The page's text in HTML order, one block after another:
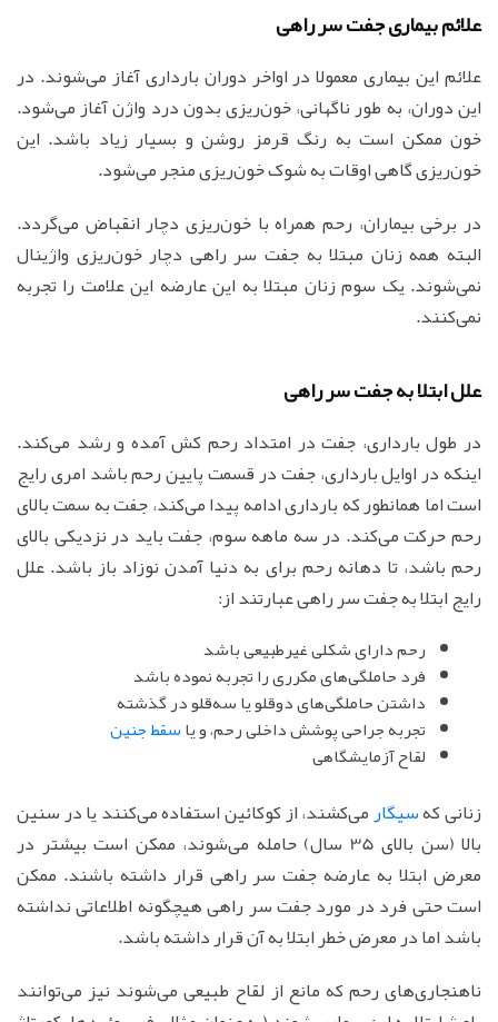
علائم بیماری جفت سر راهی
علائم این بیماری معمولا در اواخر دوران بارداری آغاز می‌شوند. در
این دوران، به طور ناگهانی، خون‌ریزی بدون درد واژن آغاز می‌شود.
خون ممکن است به رنگ قرمز روشن و بسیار زیاد باشد. این
خون‌ریزی گاهی اوقات به شوک خون‌ریزی منجر می‌شود.
در برخی بیماران، رحم همراه با خون‌ریزی دچار انقباض می‌گردد.
البته همه زنان مبتلا به جفت سر راهی دچار خون‌ریزی واژینال
نمی‌شوند. یک سوم زنان مبتلا به این عارضه این علامت را تجربه
نمی‌کنند.
علل ابتلا به جفت سر راهی
در طول بارداری، جفت در امتداد رحم کش آمده و رشد می‌کند.
اینکه در اوایل بارداری، جفت در قسمت پایین رحم باشد امری رایج
است اما همانطور که بارداری ادامه پیدا می‌کند، جفت به سمت بالای
رحم حرکت می‌کند. در سه ماهه سوم، جفت باید در نزدیکی بالای
رحم باشد، تا دهانه رحم برای به دنیا آمدن نوزاد باز باشد. علل
رایج ابتلا به جفت سر راهی عبارتند از:
رحم دارای شکلی غیرطبیعی باشد
فرد حاملگی‌های مکرری را تجربه نموده باشد
داشتن حاملگی‌های دوقلو یا سه‌قلو در گذشته
تجربه جراحی پوشش داخلی رحم، و یاسقط جنین
لقاح آزمایشگاهی
زنانی كهسیگارمی‌کشند، از كوكائین استفاده می‌كنند یا در سنین
بالا (سن بالای 35 سال) حامله می‌شوند، ممكن است بیشتر در
معرض ابتلا به عارضه جفت سر راهی قرار داشته باشند. ممکن
است حتی فرد در مورد جفت سر راهی هیچگونه اطلاعاتی نداشته
باشد اما در معرض خطر ابتلا به آن قرار داشته باشد.
ناهنجاری‌های رحم که مانع از لقاح طبیعی می‌شوند نیز می‌توانند